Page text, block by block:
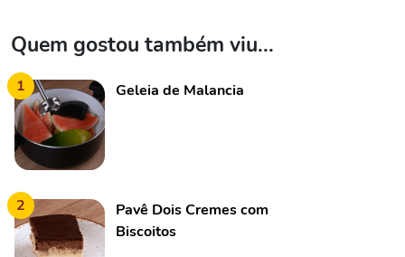
Quem gostou também viu...
1 Geleia de Malancia
2
Pavê Dois Cremes com
Biscoitos